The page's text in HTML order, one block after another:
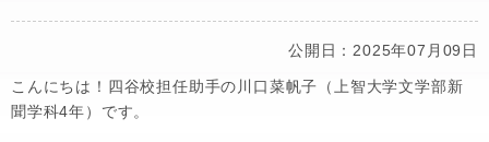
公開日：2025年07月09日
こんにちは！四谷校担任助手の川口菜帆子（上智大学文学部新
聞学科4年）です。